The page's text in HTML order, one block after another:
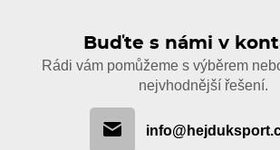
Buďte s námi v
Rádi vám pomůžeme s výběrem
nejvhodnější řešení.